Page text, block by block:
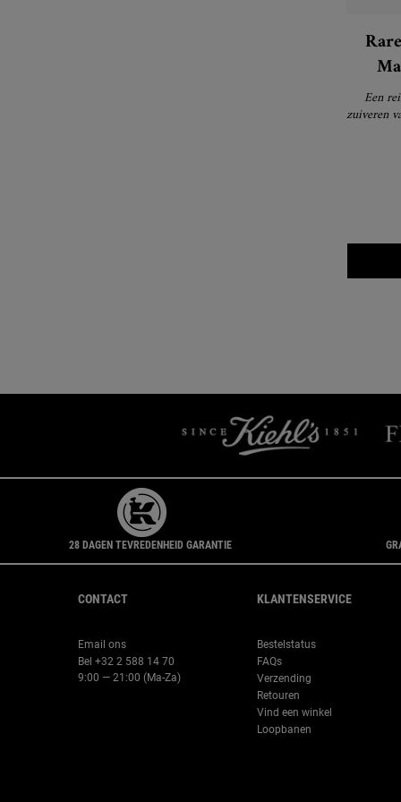
Een
zuiveren
28 DAGEN TEVREDENHEID GARANTIE
CONTACT
Email ons
Bel +32 2 588 14 70
9:00 — 21:00 (Ma-Za)
KLANTENSERVICE
Bestelstatus
FAQs
Verzending
Retouren
Vind een winkel
Loopbanen